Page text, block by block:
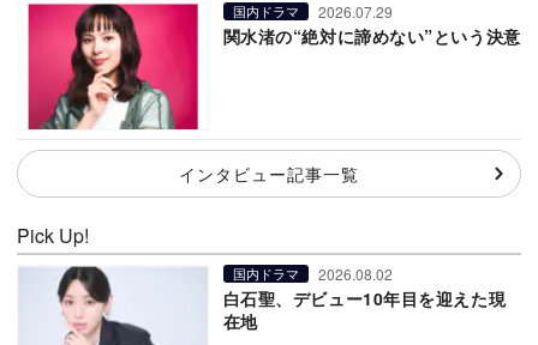
国内ドラマ 2026.07.29
関水渚の“絶対に諦めない”という決意
インタビュー記事一覧
Pick Up!
国内ドラマ 2026.08.02
白石聖、デビュー10年目を迎えた現
在地